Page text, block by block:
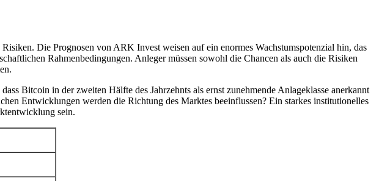
Die Prognosen von ARK Invest weisen auf ein enormes Wachstumspotenzial hin, das
Rahmenbedingungen. Anleger müssen sowohl die Chancen als auch die Risiken
Bitcoin in der zweiten Hälfte des Jahrzehnts als ernst zunehmende Anlageklasse anerkannt
Entwicklungen werden die Richtung des Marktes beeinflussen? Ein starkes institutionelles
sein.